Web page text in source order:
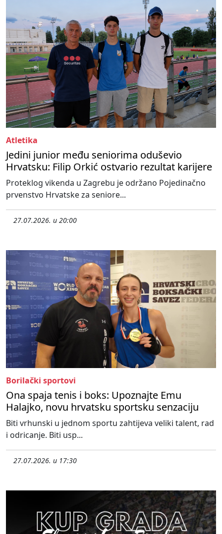
Atletika
Jedini junior među seniorima oduševio
Hrvatsku: Filip Orkić ostvario rezultat karijere
Proteklog vikenda u Zagrebu je održano Pojedinačno
prvenstvo Hrvatske za seniore...
27.07.2026. u 20:00
Borilački sportovi
Ona spaja tenis i boks: Upoznajte Emu
Halajko, novu hrvatsku sportsku senzaciju
Biti vrhunski u jednom sportu zahtijeva veliki talent, rad
i odricanje. Biti usp...
27.07.2026. u 17:30